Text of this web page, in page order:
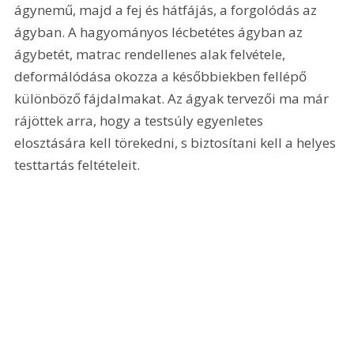
ágynemű, majd a fej és hátfájás, a forgolódás az
ágyban. A hagyományos lécbetétes ágyban az
ágybetét, matrac rendellenes alak felvétele,
deformálódása okozza a későbbiekben fellépő
különböző fájdalmakat. Az ágyak tervezői ma már
rájöttek arra, hogy a testsúly egyenletes
elosztására kell törekedni, s biztosítani kell a helyes
testtartás feltételeit.